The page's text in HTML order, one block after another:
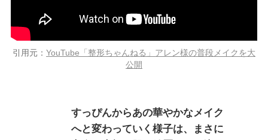
引用元： YouTube「整形ちゃんねる」アレン様の普段メイクを大
公開
すっぴんからあの華やかなメイク
へと変わっていく様子は、まさに